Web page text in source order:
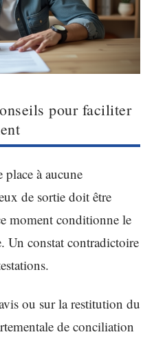
pour faciliter
place à aucune
de sortie doit être
moment conditionne le
Un constat contradictoire
ou sur la restitution du
de conciliation